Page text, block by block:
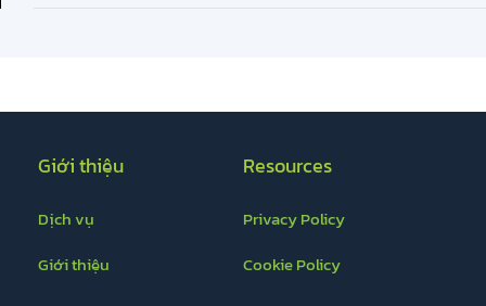
Giới thiệu
Dịch vụ
Giới thiệu
Resources
Privacy Policy
Cookie Policy